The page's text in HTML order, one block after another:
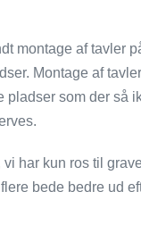
montage af tavler
Montage af
pladser som der så
har kun ros til
bede bedre ud